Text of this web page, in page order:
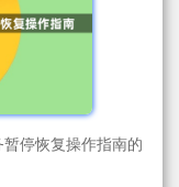
暂停恢复操作指南的